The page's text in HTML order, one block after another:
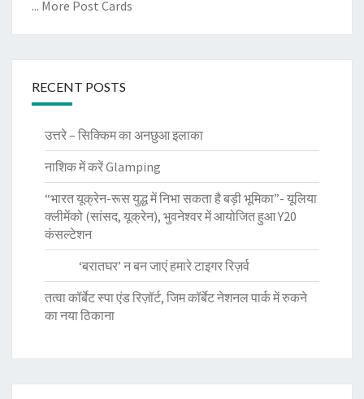
... More Post Cards
RECENT POSTS
उत्तरे – सिक्किम का अनछुआ इलाका
नाशिक में करें Glamping
“भारत यूक्रेन-रूस युद्ध में निभा सकता है बड़ी भूमिका”- यूलिया
क्लीमेंको (सांसद, यूक्रेन), भुवनेश्वर में आयोजित हुआ Y20
कंसल्टेशन
‘बरातघर’ न बन जाएं हमारे टाइगर रिज़र्व
तत्वा कॉर्बेट स्पा एंड रिज़ॉर्ट, जिम कॉर्बेट नेशनल पार्क में रुकने
का नया ठिकाना